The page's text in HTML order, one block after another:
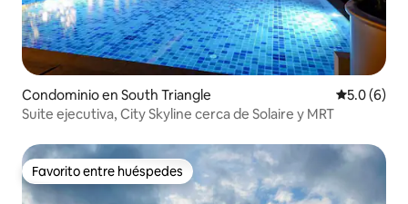
Condominio en South Triangle
5.0 (6)
Suite ejecutiva, City Skyline cerca de Solaire y MRT
Favorito entre huéspedes
Favorito entre huéspedes